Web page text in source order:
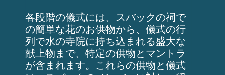
各段階の儀式には、スバックの祠で
の簡単な花のお供物から、儀式の行
列で水の寺院に持ち込まれる盛大な
献上物まで、特定の供物とマントラ
が含まれます。これらの供物と儀式